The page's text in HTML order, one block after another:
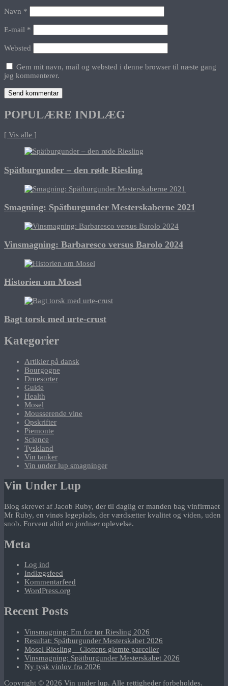
Navn *
E-mail *
Websted
Gem mit navn, mail og websted i denne browser til næste gang
jeg kommenterer.
POPULÆRE INDLÆG
[ Vis alle ]
Spätburgunder – den røde Riesling
Smagning: Spätburgunder Mesterskaberne 2021
Vinsmagning: Barbaresco versus Barolo 2024
Historien om Mosel
Bagt torsk med urte-crust
Kategorier
Artikler på dansk
Bourgogne
Druesorter
Guide
Health
Mosel
Mousserende vine
Opskrifter
Piemonte
Science
Tyskland
Vin tanker
Vin under lup smagninger
Vin Under Lup
Blog skrevet af Jacob Ruby, der til daglig er manden bag vinfirmaet
Mr Ruby, en vinøs legeplads, der værdsætter kvalitet og viden, uden
snob. Forvent altid en jordnær oplevelse.
Meta
Log ind
Indlægsfeed
Kommentarfeed
WordPress.org
Recent Posts
Vinsmagning: Em for tør Riesling 2026
Resultat: Spätburgunder Mesterskabet 2026
Mosel Riesling – Clottens glemte parceller
Vinsmagning: Spätburgunder Mesterskabet 2026
Ny tysk vinlov fra 2026
Copyright © 2026 Vin under lup. Alle rettigheder forbeholdes.